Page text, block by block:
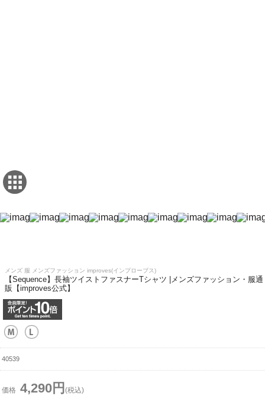
メンズ 服 メンズファッション improves(インプローブス)
【Sequence】長袖ツイストファスナーTシャツ |メンズファッション・服通
販【improves公式】
40539
価格 4,290円 (税込)